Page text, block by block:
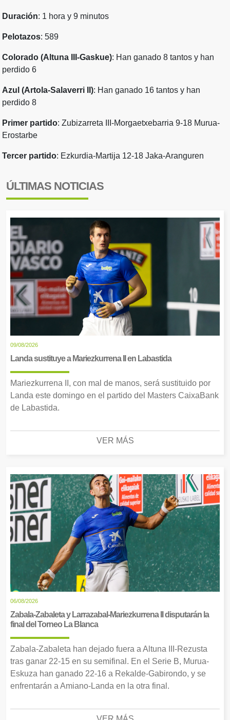
Duración: 1 hora y 9 minutos
Pelotazos: 589
Colorado (Altuna III-Gaskue): Han ganado 8 tantos y han
perdido 6
Azul (Artola-Salaverri II): Han ganado 16 tantos y han
perdido 8
Primer partido: Zubizarreta III-Morgaetxebarria 9-18 Murua-
Erostarbe
Tercer partido: Ezkurdia-Martija 12-18 Jaka-Aranguren
ÚLTIMAS NOTICIAS
09/08/2026
Landa sustituye a Mariezkurrena II en Labastida
Mariezkurrena II, con mal de manos, será sustituido por
Landa este domingo en el partido del Masters CaixaBank
de Labastida.
VER MÁS
06/08/2026
Zabala-Zabaleta y Larrazabal-Mariezkurrena II disputarán la
final del Torneo La Blanca
Zabala-Zabaleta han dejado fuera a Altuna III-Rezusta
tras ganar 22-15 en su semifinal. En el Serie B, Murua-
Eskuza han ganado 22-16 a Rekalde-Gabirondo, y se
enfrentarán a Amiano-Landa en la otra final.